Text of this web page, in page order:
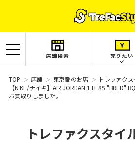
店舗検索 売りたい
TOP 店舗 東京都のお店
トレファク
【NIKE/ナイキ】AIR JORDAN 1 HI 85 "BRED"
お買取りしました。
トレファクスタイ